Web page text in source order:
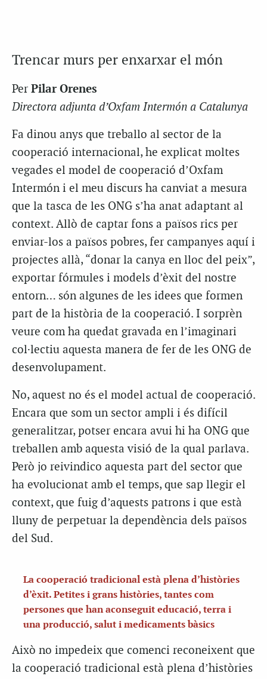
Trencar murs per enxarxar el món
Per Pilar Orenes
Directora adjunta d’Oxfam Intermón a Catalunya
Fa dinou anys que treballo al sector de la
cooperació internacional, he explicat moltes
vegades el model de cooperació d’Oxfam
Intermón i el meu discurs ha canviat a mesura
que la tasca de les ONG s’ha anat adaptant al
context. Allò de captar fons a països rics per
enviar-los a països pobres, fer campanyes aquí i
projectes allà, “donar la canya en lloc del peix”,
exportar fórmules i models d’èxit del nostre
entorn… són algunes de les idees que formen
part de la història de la cooperació. I sorprèn
veure com ha quedat gravada en l’imaginari
col·lectiu aquesta manera de fer de les ONG de
desenvolupament.
No, aquest no és el model actual de cooperació.
Encara que som un sector ampli i és difícil
generalitzar, potser encara avui hi ha ONG que
treballen amb aquesta visió de la qual parlava.
Però jo reivindico aquesta part del sector que
ha evolucionat amb el temps, que sap llegir el
context, que fuig d’aquests patrons i que està
lluny de perpetuar la dependència dels països
del Sud.
La cooperació tradicional està plena d’històries
d’èxit. Petites i grans històries, tantes com
persones que han aconseguit educació, terra i
una producció, salut i medicaments bàsics
Això no impedeix que comenci reconeixent que
la cooperació tradicional està plena d’històries